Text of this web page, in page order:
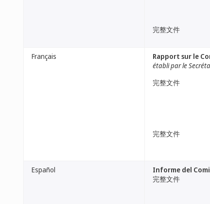
完整文件
Français
Rapport sur le
établi par le
完整文件
完整文件
Español
Informe del
完整文件